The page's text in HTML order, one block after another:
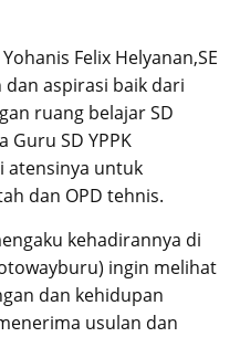
Felix Helyanan,SE
aspirasi baik dari
ruang belajar SD
Guru SD YPPK
atensinya untuk
dan OPD tehnis.
kehadirannya di
ingin melihat
dan kehidupan
usulan dan